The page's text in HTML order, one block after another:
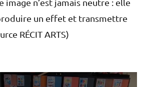
image n’est jamais neutre : elle
un effet et transmettre
RÉCIT ARTS)